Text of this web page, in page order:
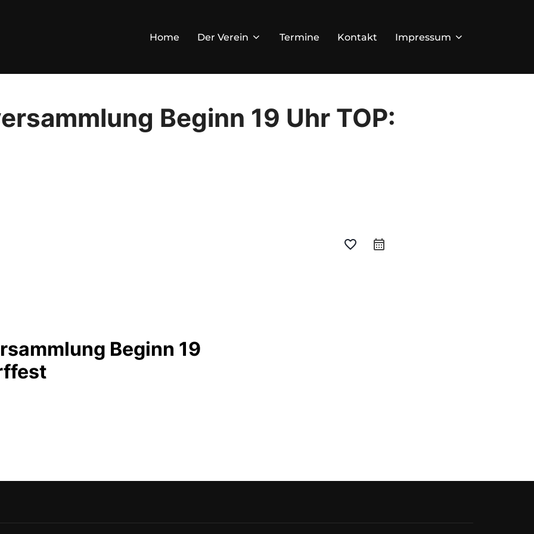
Home Der Verein Termine Kontakt Impressum
Beginn 19 Uhr TOP:
favorite_border calendar_month
Beginn 19